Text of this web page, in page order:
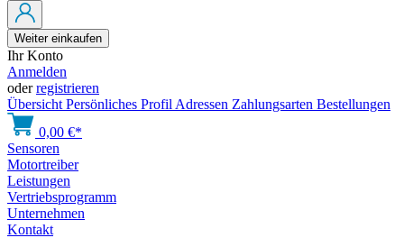
Weiter einkaufen
Ihr Konto
Anmelden
oderregistrieren
Übersicht Persönliches Profil Adressen Zahlungsarten Bestellungen
0,00 €*
Sensoren
Motortreiber
Leistungen
Vertriebsprogramm
Unternehmen
Kontakt